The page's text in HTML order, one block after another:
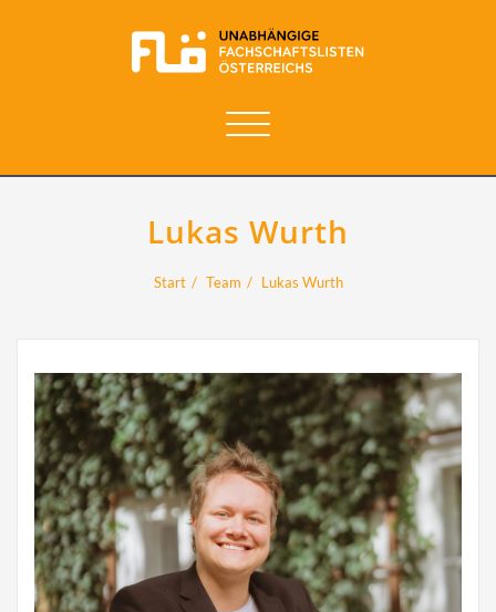
Navigation
Lukas Wurth
Start Team Lukas Wurth